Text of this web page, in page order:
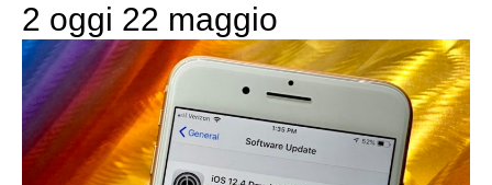
2 oggi 22 maggio